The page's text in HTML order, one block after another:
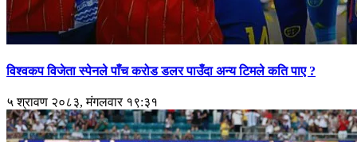
विश्वकप विजेता स्पेनले पाँच करोड डलर पाउँदा अन्य टिमले कति पाए ?
५ श्रावण २०८३, मंगलवार १९:३१